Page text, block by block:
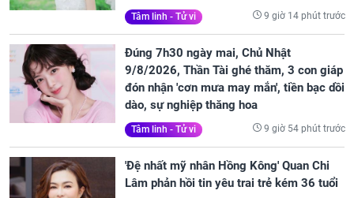
Tâm linh - Tử vi 9 giờ 14 phút trước
Đúng 7h30 ngày mai, Chủ Nhật
9/8/2026, Thần Tài ghé thăm, 3 con giáp
đón nhận 'cơn mưa may mắn', tiền bạc dồi
dào, sự nghiệp thăng hoa
Tâm linh - Tử vi 9 giờ 54 phút trước
'Đệ nhất mỹ nhân Hồng Kông' Quan Chi
Lâm phản hồi tin yêu trai trẻ kém 36 tuổi